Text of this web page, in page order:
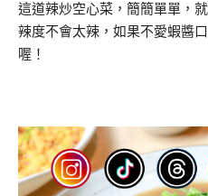
這道辣炒空心菜，簡簡單單，
辣度不會太辣，如果不愛蝦醬
喔！